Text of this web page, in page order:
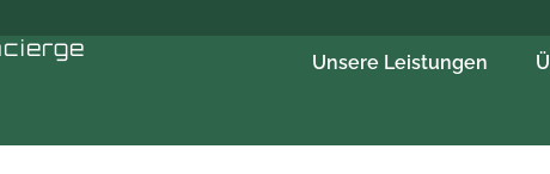
Unsere Leistungen